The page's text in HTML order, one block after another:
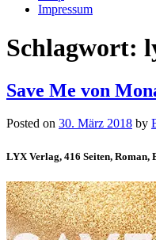
Impressum
Schlagwort:
Save Me von
Posted on 30. März 2018 by
LYX Verlag, 416 Seiten, Roman,